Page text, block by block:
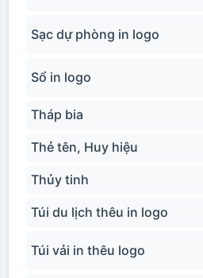
Sạc dự phòng in logo
Sổ in logo
Tháp bia
Thẻ tên, Huy hiệu
Thủy tinh
Túi du lịch thêu in logo
Túi vải in thêu logo